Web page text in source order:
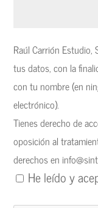
Raúl Carrión Estudio,
tus datos, con la
con tu nombre (en
electrónico).
Tienes derecho de
oposición al
derechos en
He leído y